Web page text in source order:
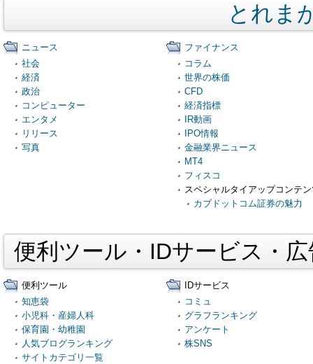
とれま
ニュース
社会
経済
政治
コンピューター
エンタメ
リリース
写真
ファイナンス
コラム
世界の株価
CFD
経済指標
IR動画
IPO情報
金融業界ニュース
MT4
フィスコ
スペシャルタイアップコンテ
カブドットコム証券の魅力
便利ツール・IDサービス・
便利ツール
知恵袋
小児科・産婦人科
保育園・幼稚園
人気ブログランキング
サイトカテゴリ一覧
IDサービス
コミュ
グラフランキング
アンケート
株SNS